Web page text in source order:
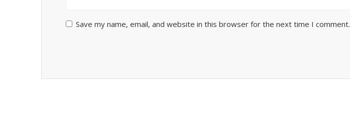
Save my name, email, and website in this browser for the next time I comment.